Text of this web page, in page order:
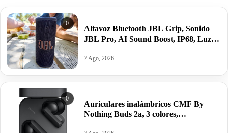
0
Altavoz Bluetooth JBL Grip, Sonido
JBL Pro, AI Sound Boost, IP68, Luz
antes 99,99€.
7 Ago, 2026
0
Auriculares inalámbricos CMF By
Nothing Buds 2a, 3 colores,